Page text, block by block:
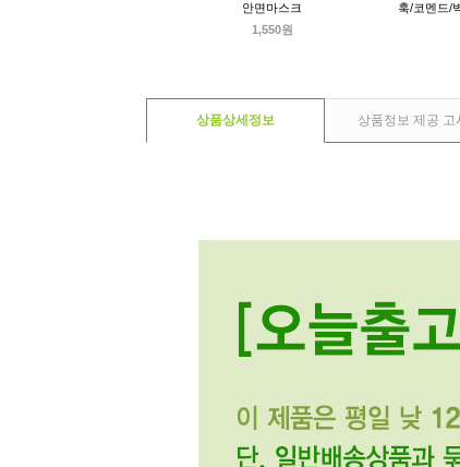
안면마스크
1,550원
훅/코멘드/
상품상세정보 상품정보 제공 고